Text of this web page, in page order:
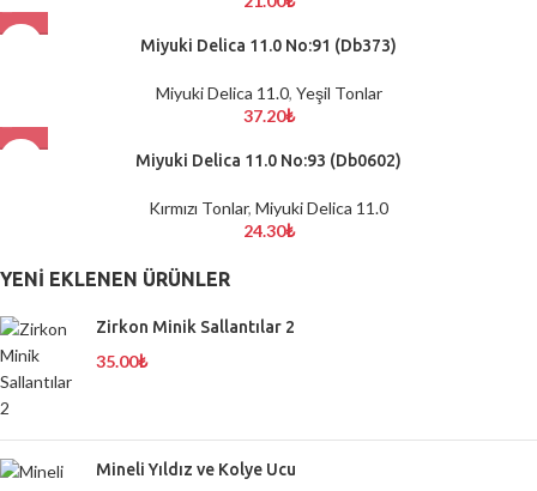
Miyuki Delica 11.0 No:91 (Db373)
Miyuki Delica 11.0, Yeşil Tonlar
37.20₺
Miyuki Delica 11.0 No:93 (Db0602)
Kırmızı Tonlar, Miyuki Delica 11.0
24.30₺
YENI EKLENEN ÜRÜNLER
Zirkon Minik Sallantılar 2
35.00₺
Mineli Yıldız ve Kolye Ucu